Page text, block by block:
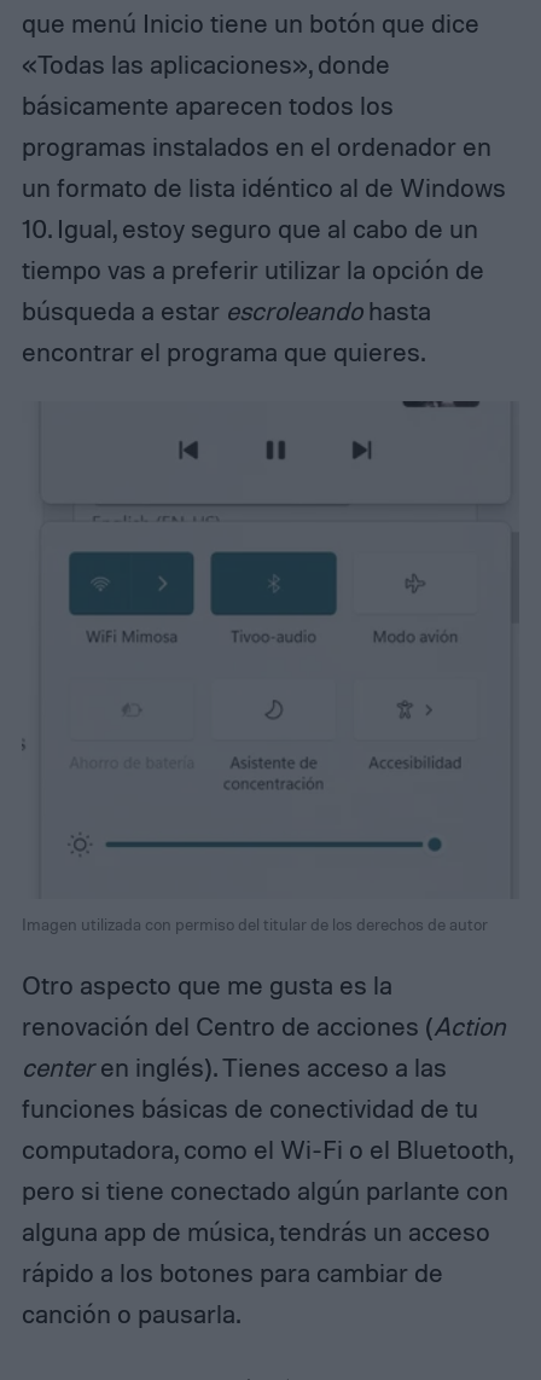
que menú Inicio tiene un botón que dice
«Todas las aplicaciones», donde
básicamente aparecen todos los
programas instalados en el ordenador en
un formato de lista idéntico al de Windows
10. Igual, estoy seguro que al cabo de un
tiempo vas a preferir utilizar la opción de
búsqueda a estar escroleandohasta
encontrar el programa que quieres.
Imagen utilizada con permiso del titular de los derechos de autor
Otro aspecto que me gusta es la
renovación del Centro de acciones (Action
centeren inglés). Tienes acceso a las
funciones básicas de conectividad de tu
computadora, como el Wi-Fi o el Bluetooth,
pero si tiene conectado algún parlante con
alguna app de música, tendrás un acceso
rápido a los botones para cambiar de
canción o pausarla.